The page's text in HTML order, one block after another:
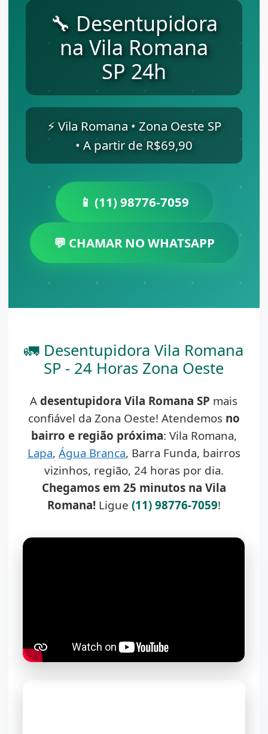
🔧 Desentupidora
na Vila Romana
SP 24h
⚡ Vila Romana • Zona Oeste SP
• A partir de R$69,90
📱 (11) 98776-7059
💬 CHAMAR NO WHATSAPP
🚛 Desentupidora Vila Romana
SP - 24 Horas Zona Oeste
Adesentupidora Vila Romana SP mais
confiável da Zona Oeste! Atendemos no
bairro e região próxima: Vila Romana,
Lapa, Água Branca, Barra Funda, bairros
vizinhos, região, 24 horas por dia.
Chegamos em 25 minutos na Vila
Romana!Ligue (11) 98776-7059!